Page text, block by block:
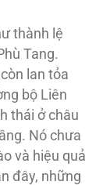
thành lệ
Tang.
lan tỏa
bộ Liên
thái ở châu
Nó chưa
và hiệu quả
đây, những